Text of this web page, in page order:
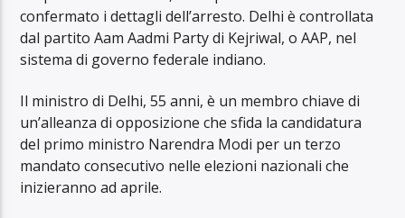
confermato i dettagli dell’arresto. Delhi è controllata
dal partito Aam Aadmi Party di Kejriwal, o AAP, nel
sistema di governo federale indiano.
Il ministro di Delhi, 55 anni, è un membro chiave di
un’alleanza di opposizione che sfida la candidatura
del primo ministro Narendra Modi per un terzo
mandato consecutivo nelle elezioni nazionali che
inizieranno ad aprile.